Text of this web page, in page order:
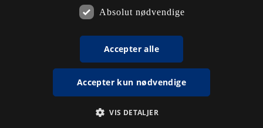
Absolut nødvendige
Accepter alle
Accepter kun nødvendige
VIS DETALJER